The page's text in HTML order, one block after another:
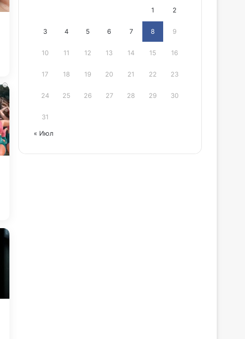
i
1 2
3 4 5 6 7 8 9
10 11 12 13 14 15 16
17 18 19 20 21 22 23
24 25 26 27 28 29 30
31
« Июл